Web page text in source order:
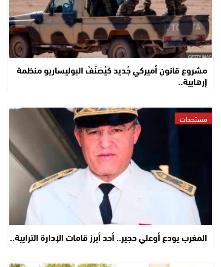
مشروع قانون أميركي جْديد كَيْصَنَّفْ البوليساريو منظمة
إرهابية..
مستجدات
المغرب يودع أوعلي حجير.. أحد أبرز قامات الإدارة الترابية..